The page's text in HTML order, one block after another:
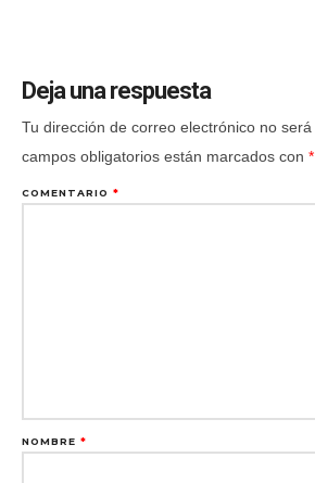
Deja una respuesta
Tu dirección de correo electrónico no será
campos obligatorios están marcados con *
COMENTARIO *
NOMBRE *